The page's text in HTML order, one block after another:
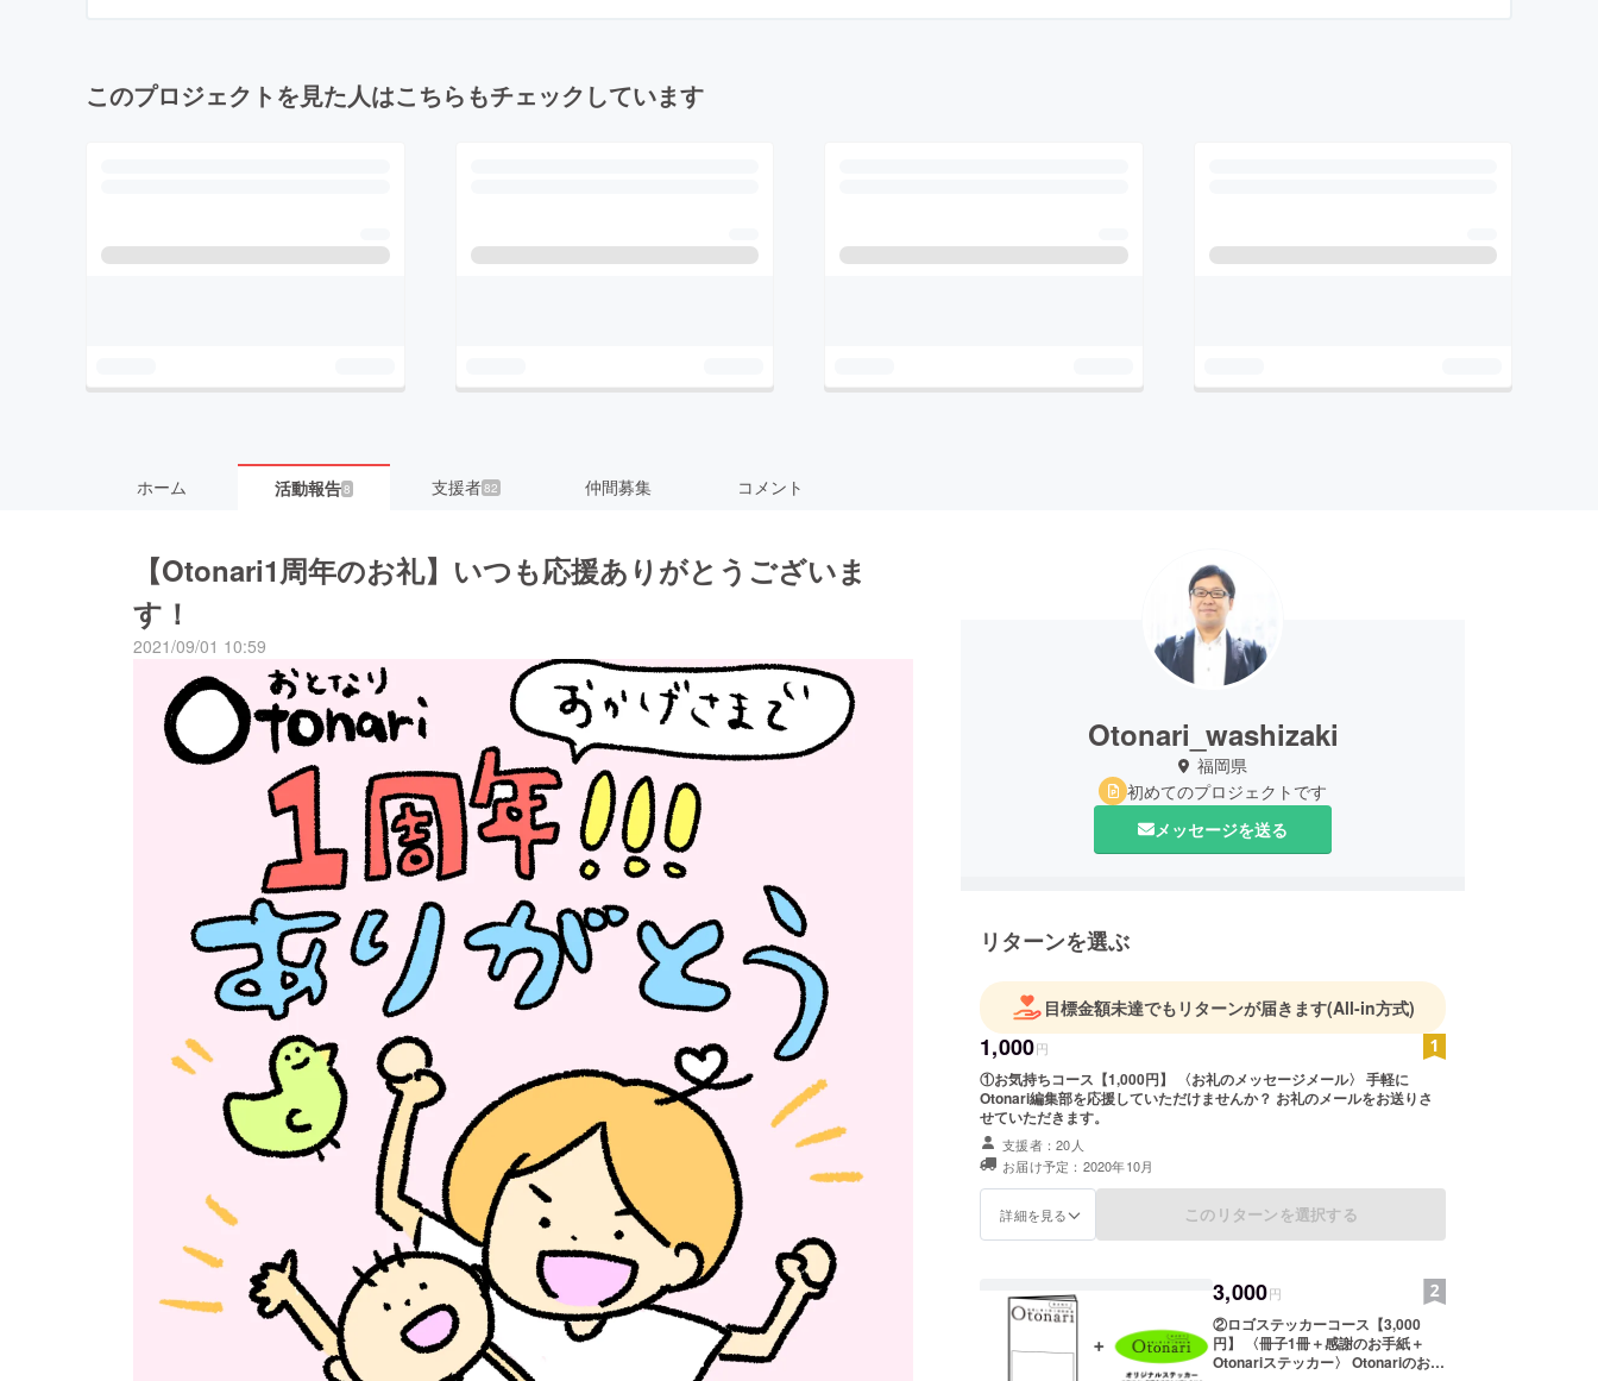
このプロジェクトを見た人はこちらもチェックしています
ホーム 活動報告8 支援者82 仲間募集 コメント
【Otonari1周年のお礼】いつも応援ありがとうございま
す！
2021/09/01 10:59
Otonari_washizaki
福岡県
初めてのプロジェクトです
メッセージを送る
リターンを選ぶ
目標金額未達でもリターンが届きます(All-in方式)
1,000円
①お気持ちコース【1,000円】 〈お礼のメッセージメール〉 手軽に
Otonari編集部を応援していただけませんか？ お礼のメールをお送りさ
せていただきます。
支援者：20人
お届け予定：2020年10月
詳細を見る このリターンを選択する
3,000円
②ロゴステッカーコース【3,000
円】 〈冊子1冊＋感謝のお手紙＋
Otonariステッカー〉 Otonariのお